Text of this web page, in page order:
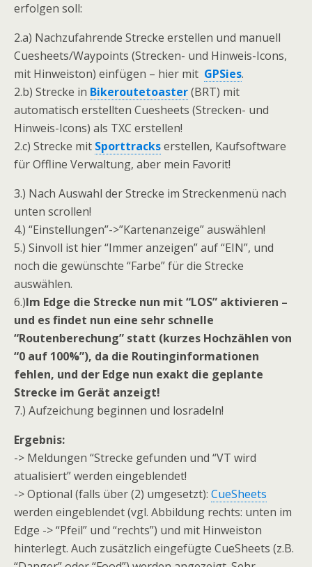
erfolgen soll:
2.a) Nachzufahrende Strecke erstellen und manuell
Cuesheets/Waypoints (Strecken- und Hinweis-Icons,
mit Hinweiston) einfügen – hier mit GPSies.
2.b) Strecke in Bikeroutetoaster(BRT) mit
automatisch erstellten Cuesheets (Strecken- und
Hinweis-Icons) als TXC erstellen!
2.c) Strecke mit Sporttrackserstellen, Kaufsoftware
für Offline Verwaltung, aber mein Favorit!
3.) Nach Auswahl der Strecke im Streckenmenü nach
unten scrollen!
4.) “Einstellungen”->”Kartenanzeige” auswählen!
5.) Sinvoll ist hier “Immer anzeigen” auf “EIN”, und
noch die gewünschte “Farbe” für die Strecke
auswählen.
6.)Im Edge die Strecke nun mit “LOS” aktivieren –
und es findet nun eine sehr schnelle
“Routenberechung” statt (kurzes Hochzählen von
“0 auf 100%”), da die Routinginformationen
fehlen, und der Edge nun exakt die geplante
Strecke im Gerät anzeigt!
7.) Aufzeichung beginnen und losradeln!
Ergebnis:
-> Meldungen “Strecke gefunden und “VT wird
atualisiert” werden eingeblendet!
-> Optional (falls über (2) umgesetzt): CueSheets
werden eingeblendet (vgl. Abbildung rechts: unten im
Edge -> “Pfeil” und “rechts”) und mit Hinweiston
hinterlegt. Auch zusätzlich eingefügte CueSheets (z.B.